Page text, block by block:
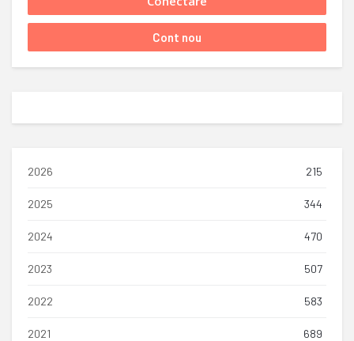
2026 215
2025 344
2024 470
2023 507
2022 583
2021 689